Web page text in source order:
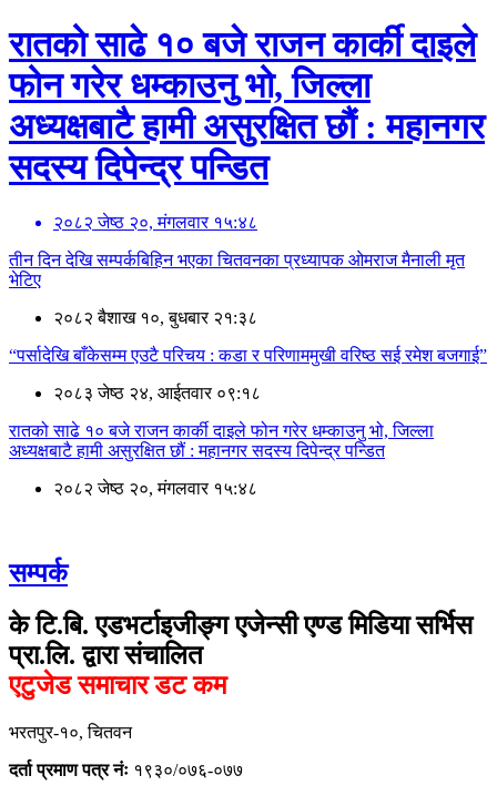
रातको साढे १० बजे राजन कार्की दाइले
फोन गरेर धम्काउनु भो, जिल्ला
अध्यक्षबाटै हामी असुरक्षित छौं : महानगर
सदस्य दिपेन्द्र पन्डित
२०८२ जेष्ठ २०, मंगलवार १५:४८
तीन दिन देखि सम्पर्कबिहिन भएका चितवनका प्रध्यापक ओमराज मैनाली मृत
भेटिए
२०८२ बैशाख १०, बुधबार २१:३८
“पर्सादेखि बाँकेसम्म एउटै परिचय : कडा र परिणाममुखी वरिष्ठ सई रमेश बजगाई”
२०८३ जेष्ठ २४, आईतवार ०९:१८
रातको साढे १० बजे राजन कार्की दाइले फोन गरेर धम्काउनु भो, जिल्ला
अध्यक्षबाटै हामी असुरक्षित छौं : महानगर सदस्य दिपेन्द्र पन्डित
२०८२ जेष्ठ २०, मंगलवार १५:४८
सम्पर्क
के टि.बि. एडभर्टाइजीङ्ग एजेन्सी एण्ड मिडिया सर्भिस
प्रा.लि. द्वारा संचालित
एटुजेड समाचार डट कम
भरतपुर-१०, चितवन
दर्ता प्रमाण पत्र नंः १९३०/०७६-०७७